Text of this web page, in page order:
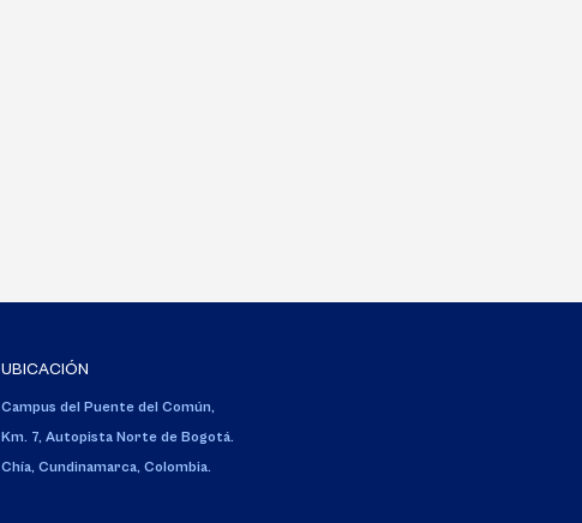
UBICACIÓN
Campus del Puente del Común,
Km. 7, Autopista Norte de Bogotá.
Chía, Cundinamarca, Colombia.